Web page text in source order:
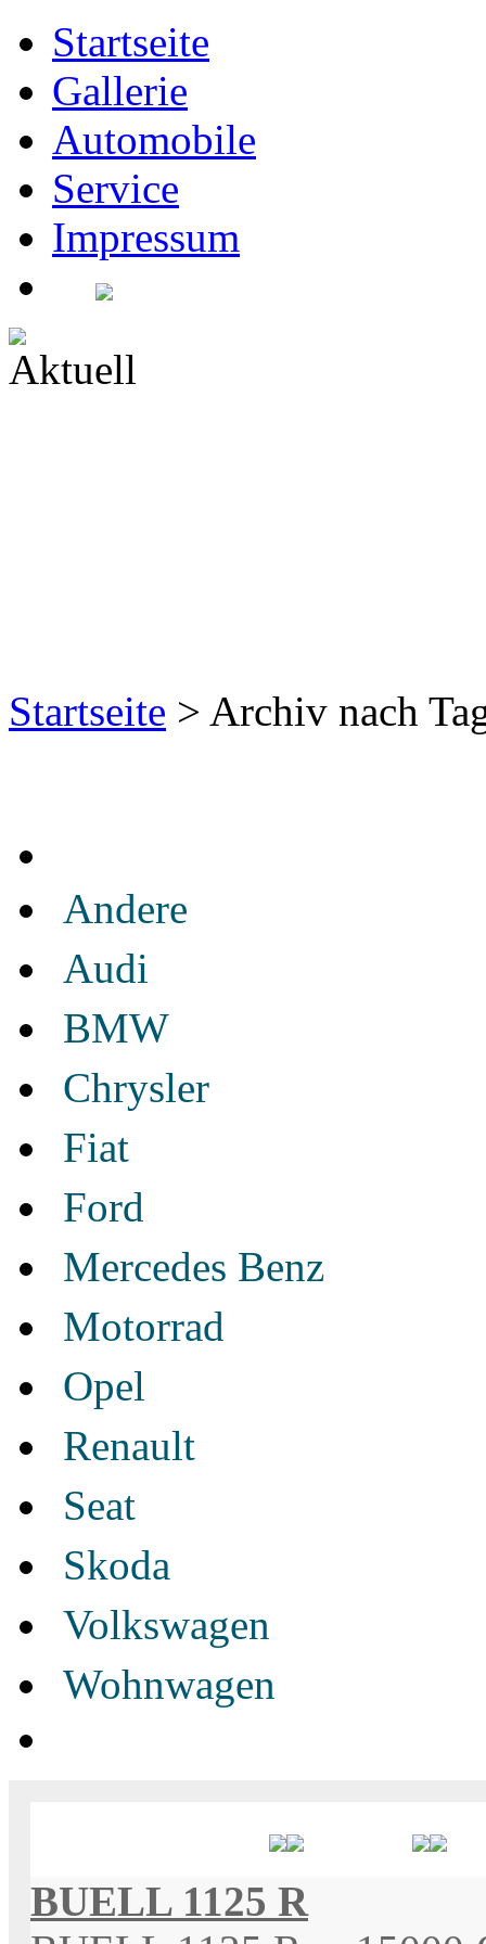
Startseite
Gallerie
Automobile
Service
Impressum
Startseite > Archiv nach
Andere
Audi
BMW
Chrysler
Fiat
Ford
Mercedes Benz
Motorrad
Opel
Renault
Seat
Skoda
Volkswagen
Wohnwagen
BUELL 1125 R